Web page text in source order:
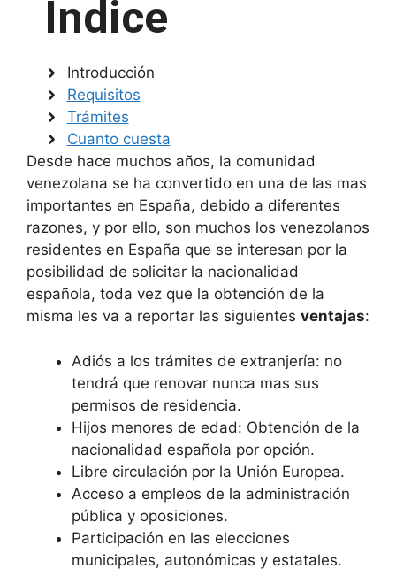
Indice
Introducción
Requisitos
Trámites
Cuanto cuesta
Desde hace muchos años, la comunidad
venezolana se ha convertido en una de las mas
importantes en España, debido a diferentes
razones, y por ello, son muchos los venezolanos
residentes en España que se interesan por la
posibilidad de solicitar la nacionalidad
española, toda vez que la obtención de la
misma les va a reportar las siguientes ventajas:
Adiós a los trámites de extranjería: no
tendrá que renovar nunca mas sus
permisos de residencia.
Hijos menores de edad: Obtención de la
nacionalidad española por opción.
Libre circulación por la Unión Europea.
Acceso a empleos de la administración
pública y oposiciones.
Participación en las elecciones
municipales, autonómicas y estatales.